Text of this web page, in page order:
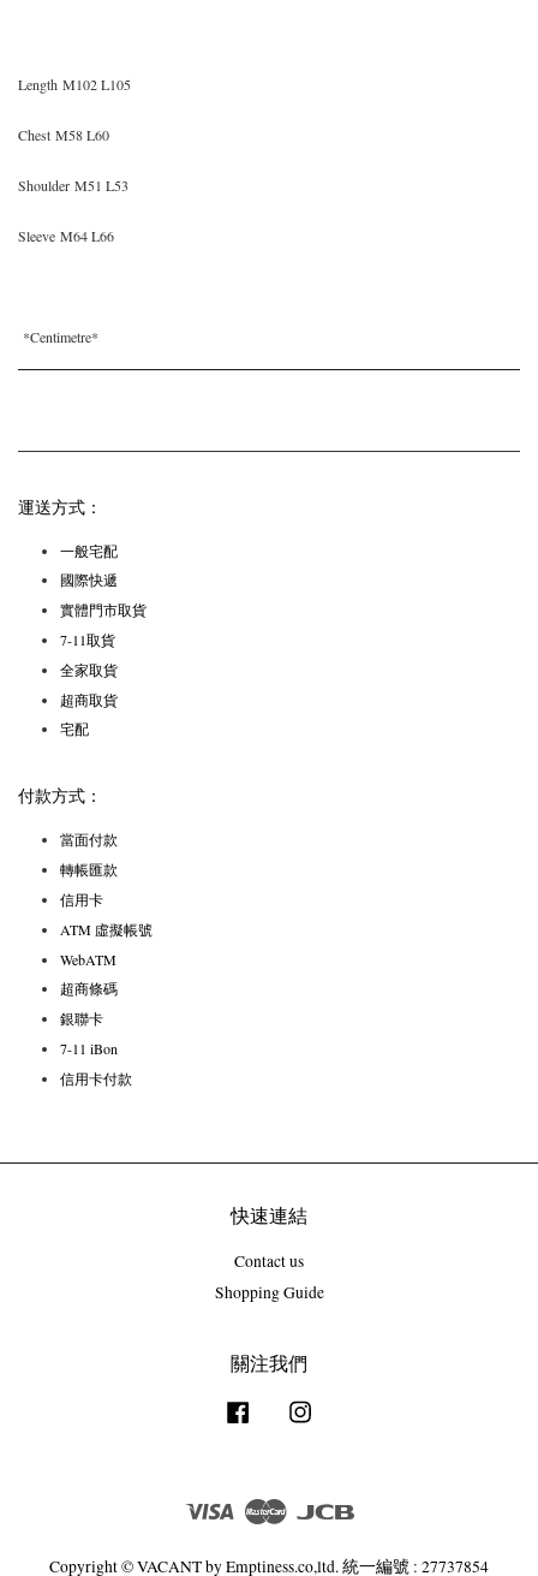
Length M102 L105
Chest M58 L60
Shoulder M51 L53
Sleeve M64 L66
*Centimetre*
運送方式：
一般宅配
國際快遞
實體門市取貨
7-11取貨
全家取貨
超商取貨
宅配
付款方式：
當面付款
轉帳匯款
信用卡
ATM 虛擬帳號
WebATM
超商條碼
銀聯卡
7-11 iBon
信用卡付款
快速連結
Contact us
Shopping Guide
關注我們
Facebook
Visa Master
Copyright © VACANT by Emptiness.co,ltd. 統一編號 : 27737854